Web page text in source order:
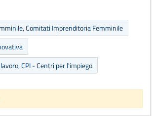
Comitati Imprenditoria Femminile
CPI - Centri per l'impiego